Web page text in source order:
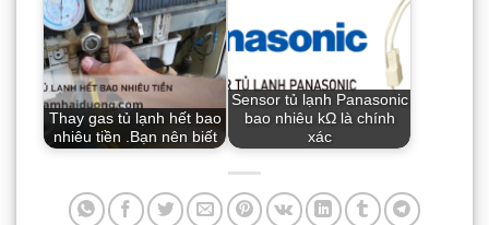
Thay gas tủ lạnh hết bao
nhiêu tiền .Bạn nên biết
Sensor tủ lạnh Panasonic
bao nhiêu kΩ là chính
xác